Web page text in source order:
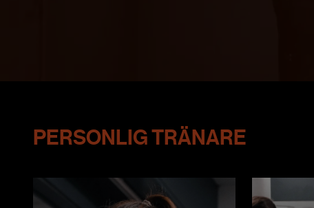
PERSONLIG TRÄNARE